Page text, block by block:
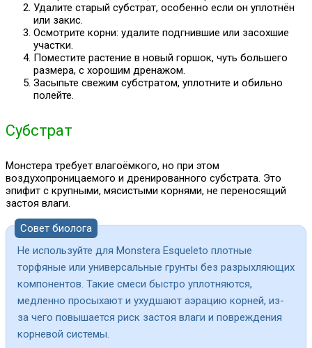
Удалите старый субстрат, особенно если он уплотнён
или закис.
Осмотрите корни: удалите подгнившие или засохшие
участки.
Поместите растение в новый горшок, чуть большего
размера, с хорошим дренажом.
Засыпьте свежим субстратом, уплотните и обильно
полейте.
Субстрат
Монстера требует влагоёмкого, но при этом
воздухопроницаемого и дренированного субстрата. Это
эпифит с крупными, мясистыми корнями, не переносящий
застоя влаги.
Совет биолога
Не используйте для Monstera Esqueleto плотные
торфяные или универсальные грунты без разрыхляющих
компонентов. Такие смеси быстро уплотняются,
медленно просыхают и ухудшают аэрацию корней, из-
за чего повышается риск застоя влаги и повреждения
корневой системы.